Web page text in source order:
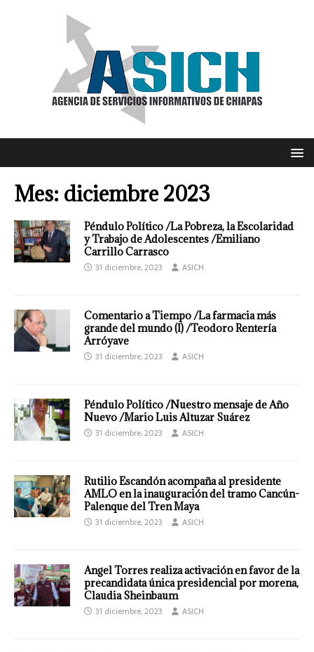
Mes: diciembre 2023
Péndulo Político /La Pobreza, la Escolaridad
y Trabajo de Adolescentes /Emiliano
Carrillo Carrasco
31 diciembre, 2023 ASICH
Comentario a Tiempo /La farmacia más
grande del mundo (I) /Teodoro Rentería
Arróyave
31 diciembre, 2023 ASICH
Péndulo Político /Nuestro mensaje de Año
Nuevo /Mario Luis Altuzar Suárez
31 diciembre, 2023 ASICH
Rutilio Escandón acompaña al presidente
AMLO en la inauguración del tramo Cancún-
Palenque del Tren Maya
31 diciembre, 2023 ASICH
Angel Torres realiza activación en favor de la
precandidata única presidencial por morena,
Claudia Sheinbaum
31 diciembre, 2023 ASICH